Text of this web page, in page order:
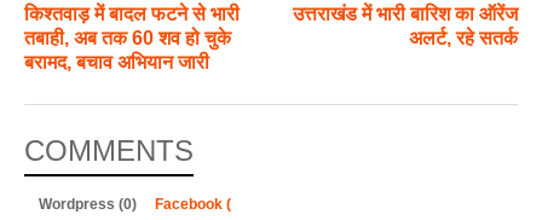
किश्तवाड़ में बादल फटने से भारी
तबाही, अब तक 60 शव हो चुके
बरामद, बचाव अभियान जारी
उत्तराखंड में भारी बारिश का ऑरेंज
अलर्ट, रहे सतर्क
COMMENTS
Wordpress (0) Facebook (